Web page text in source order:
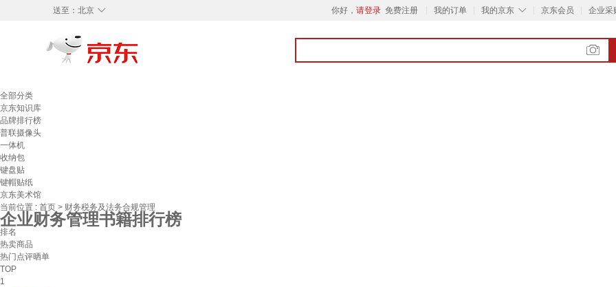
◇
送至： 北京 你好， 请登录 免费注册 我的订单 ◇
我的京东 京东会员 企业采
全部分类
京东知识库
品牌排行榜
普联摄像头
一体机
收纳包
键盘贴
键帽贴纸
京东美术馆
当前位置 : 首页 > 财务税务及法务合规管理
企业财务管理书籍排行榜
排名
热卖商品
热门点评晒单
TOP
1